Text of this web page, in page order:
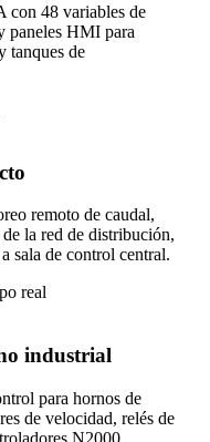
con 48 variables de
paneles HMI para
tanques de
remoto de caudal,
la red de distribución,
sala de control central.
real
industrial
para hornos de
de velocidad, relés de
N2000.